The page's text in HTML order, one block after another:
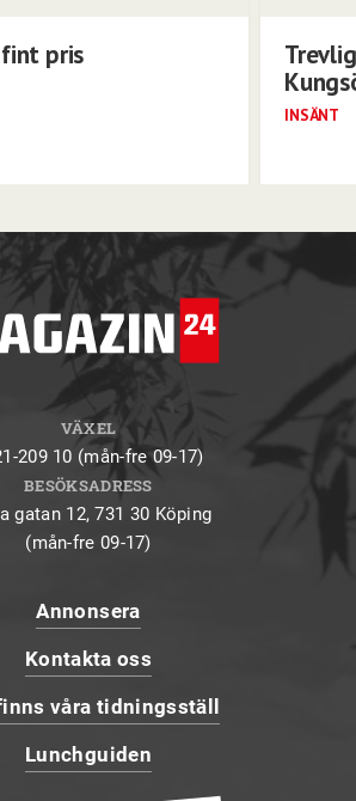
pris
INSÄNT
VÄXEL
209 10 (mån-fre 09-17)
BESÖKSADRESS
gatan 12, 731 30 Köping
(mån-fre 09-17)
Annonsera
Kontakta oss
våra tidningsställ
Lunchguiden